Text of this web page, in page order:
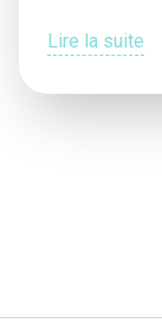
Lire la suite